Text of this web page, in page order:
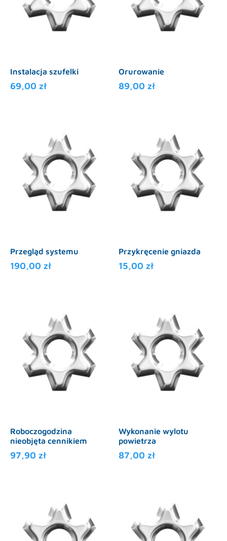
Instalacja szufelki
69,00 zł
Orurowanie
89,00 zł
Przegląd systemu
190,00 zł
Przykręcenie gniazda
15,00 zł
Roboczogodzina
nieobjęta cennikiem
97,90 zł
Wykonanie wylotu
powietrza
87,00 zł